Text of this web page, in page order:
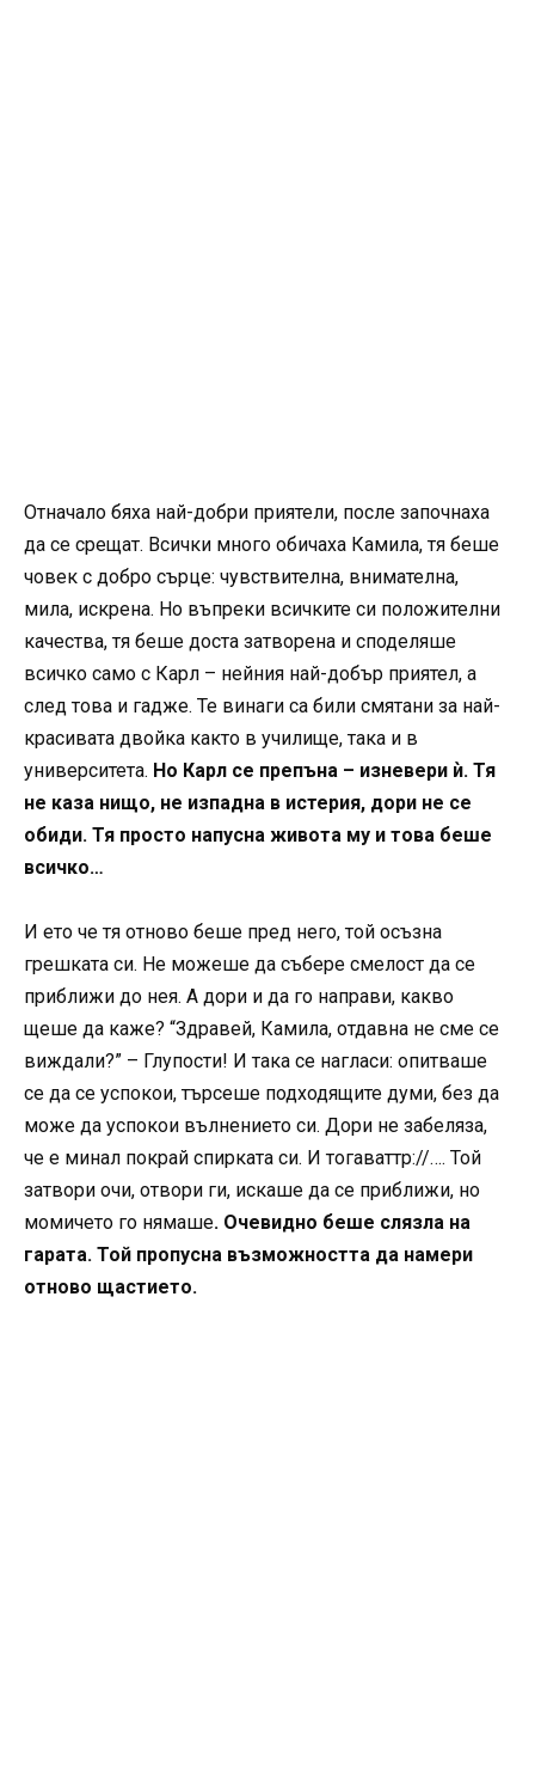
Отначало бяха най-добри приятели, после започнаха
да се срещат. Всички много обичаха Камила, тя беше
човек с добро сърце: чувствителна, внимателна,
мила, искрена. Но въпреки всичките си положителни
качества, тя беше доста затворена и споделяше
всичко само с Карл – нейния най-добър приятел, а
след това и гадже. Те винаги са били смятани за най-
красивата двойка както в училище, така и в
университета. Но Карл се препъна – изневери ѝ. Тя
не каза нищо, не изпадна в истерия, дори не се
обиди. Тя просто напусна живота му и това беше
всичко…
И ето че тя отново беше пред него, той осъзна
грешката си. Не можеше да събере смелост да се
приближи до нея. А дори и да го направи, какво
щеше да каже? “Здравей, Камила, отдавна не сме се
виждали?” – Глупости! И така се нагласи: опитваше
се да се успокои, търсеше подходящите думи, без да
може да успокои вълнението си. Дори не забеляза,
че е минал покрай спирката си. И тогаваһттр://…. Той
затвори очи, отвори ги, искаше да се приближи, но
момичето го нямаше. Очевидно беше слязла на
гарата. Той пропусна възможността да намери
отново щастието.